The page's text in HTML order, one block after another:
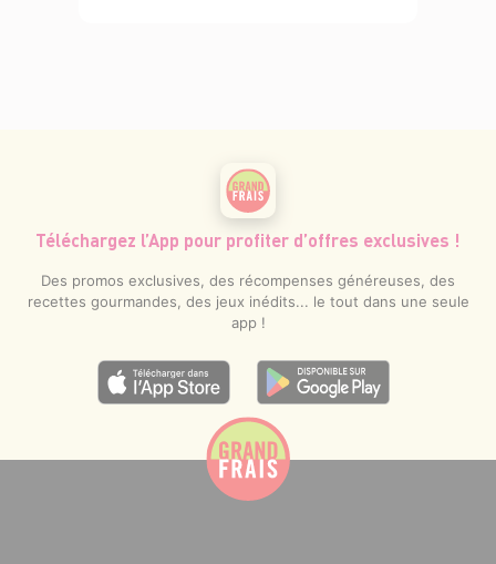
Téléchargez l’App pour profiter d’offres exclusives !
Des promos exclusives, des récompenses généreuses, des
recettes gourmandes, des jeux inédits... le tout dans une seule
app !